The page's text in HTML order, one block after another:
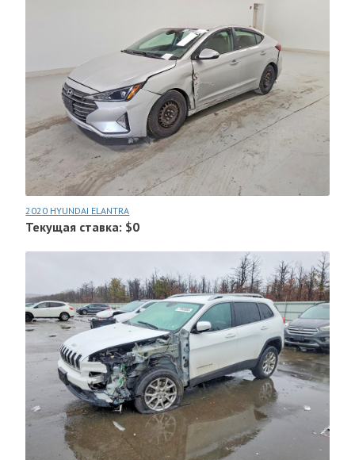
2020 HYUNDAI ELANTRA
Текущая ставка: $0